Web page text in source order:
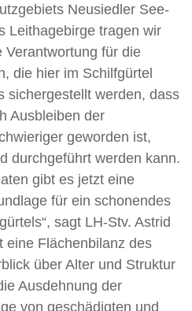
Neusiedler See-
Leithagebirge tragen wir
Verantwortung für die
die hier im Schilfgürtel
sichergestellt werden, dass
Ausbleiben der
geworden ist,
durchgeführt werden kann.
gibt es jetzt eine
für ein schonendes
sagt LH-Stv. Astrid
eine Flächenbilanz des
über Alter und Struktur
Ausdehnung der
von geschädigten und